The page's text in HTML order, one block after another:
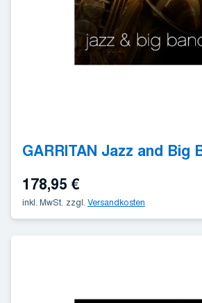
GARRITAN Jazz and Big
178,95 €
inkl. MwSt. zzgl. Versandkosten